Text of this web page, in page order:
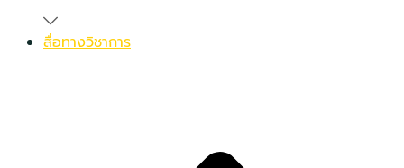
สื่อทางวิชาการ